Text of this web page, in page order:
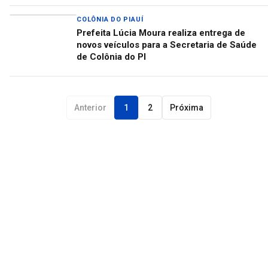
COLÔNIA DO PIAUÍ
Prefeita Lúcia Moura realiza entrega de
novos veículos para a Secretaria de Saúde
de Colônia do PI
Anterior 1 2 Próxima